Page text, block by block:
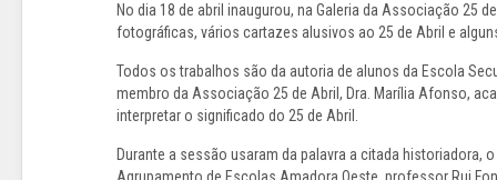
No dia 18 de abril inaugurou, na Galeria da Associação 25
fotográficas, vários cartazes alusivos ao 25 de Abril e
Todos os trabalhos são da autoria de alunos da Escola
membro da Associação 25 de Abril, Dra. Marília Afonso,
interpretar o significado do 25 de Abril.
Durante a sessão usaram da palavra a citada